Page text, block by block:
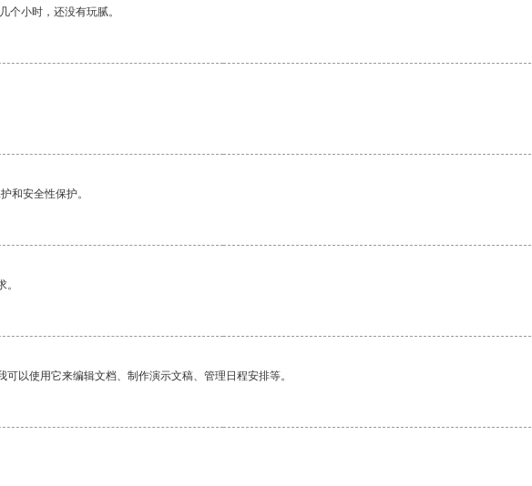
个小时，还没有玩腻。
和安全性保护。
以使用它来编辑文档、制作演示文稿、管理日程安排等。